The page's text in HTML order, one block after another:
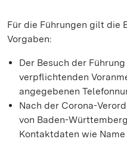
Für die Führungen gilt die
Vorgaben:
Der Besuch der
verpflichtenden
angegebenen
Nach der Corona-
von Baden-
Kontaktdaten wie